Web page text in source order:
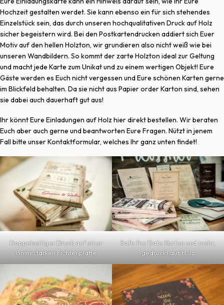
Hochzeit gestalten werdet. Sie kann ebenso ein für sich stehendes
Einzelstück sein, das durch unseren hochqualitativen Druck auf Holz
sicher begeistern wird. Bei den Postkartendrucken addiert sich Euer
Motiv auf den hellen Holzton, wir grundieren also nicht weiß wie bei
unseren Wandbildern. So kommt der zarte Holzton ideal zur Geltung
und macht jede Karte zum Unikat und zu einem wertigen Objekt! Eure
Gäste werden es Euch nicht vergessen und Eure schönen Karten gerne
im Blickfeld behalten. Da sie nicht aus Papier order Karton sind, sehen
sie dabei auch dauerhaft gut aus!
Ihr könnt Eure Einladungen auf Holz hier direkt bestellen. Wir beraten
Euch aber auch gerne und beantworten Eure Fragen. Nützt in jenem
Fall bitte unser Kontaktformular, welches Ihr ganz unten findet!
Doppelseitiger Druck auf einer
13mm starken Fichtenplatte
Safe the Date Karten und mehr,
gedruckt auf Holz